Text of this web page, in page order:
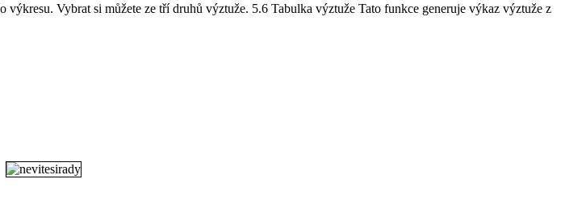
Vybrat si můžete ze tří druhů výztuže. 5.6 Tabulka výztuže Tato funkce generuje výkaz výztuže z